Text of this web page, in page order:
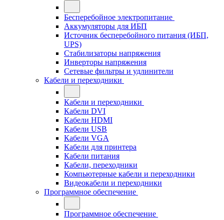
Бесперебойное электропитание
Аккумуляторы для ИБП
Источник бесперебойного питания (ИБП,
UPS)
Стабилизаторы напряжения
Инверторы напряжения
Сетевые фильтры и удлинители
Кабели и переходники
Кабели и переходники
Кабели DVI
Кабели HDMI
Кабели USB
Кабели VGA
Кабели для принтера
Кабели питания
Кабели, переходники
Компьютерные кабели и переходники
Видеокабели и переходники
Программное обеспечение
Программное обеспечение